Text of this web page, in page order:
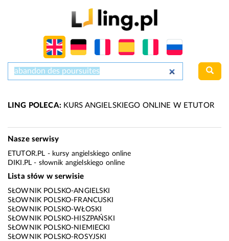
LING POLECA:KURS ANGIELSKIEGO ONLINE W ETUTOR
Nasze serwisy
ETUTOR.PL - kursy angielskiego online
DIKI.PL - słownik angielskiego online
Lista słów w serwisie
SŁOWNIK POLSKO-ANGIELSKI
SŁOWNIK POLSKO-FRANCUSKI
SŁOWNIK POLSKO-WŁOSKI
SŁOWNIK POLSKO-HISZPAŃSKI
SŁOWNIK POLSKO-NIEMIECKI
SŁOWNIK POLSKO-ROSYJSKI